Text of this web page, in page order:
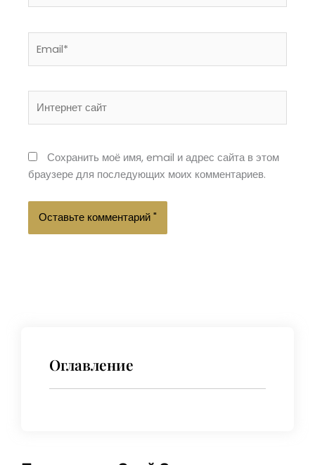
сайт
Сохранить моё имя, email и адрес сайта в этом
браузере для последующих моих комментариев.
Оглавление